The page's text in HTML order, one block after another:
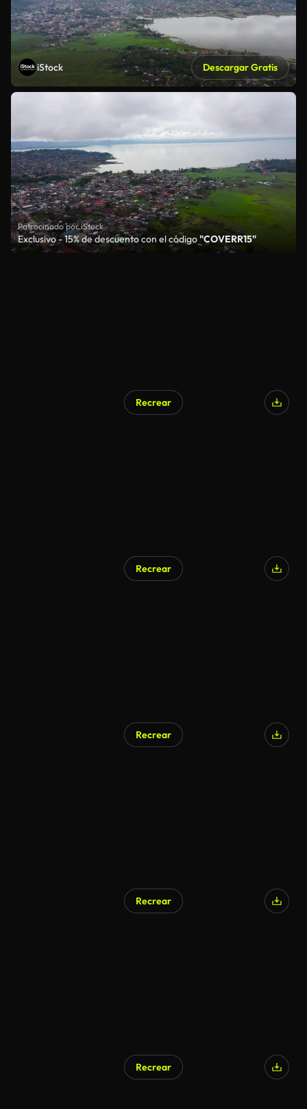
iStock Descargar Gratis
Patrocinado por iStock
Exclusivo - 15% de descuento con el código"COVERR15"
Recrear
Recrear
Recrear
Recrear
Recrear